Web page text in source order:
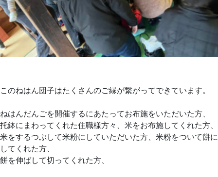
このねはん団子はたくさんのご縁が繋がってできています。
ねはんだんごを開催するにあたってお布施をいただいた方、
托鉢にまわってくれた住職様方々、米をお布施してくれた方、
米をするつぶして米粉にしていただいた方、米粉をついて餅に
してくれた方、
餅を伸ばして切ってくれた方、